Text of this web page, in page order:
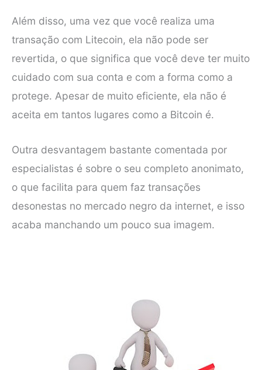
Além disso, uma vez que você realiza uma
transação com Litecoin, ela não pode ser
revertida, o que significa que você deve ter muito
cuidado com sua conta e com a forma como a
protege. Apesar de muito eficiente, ela não é
aceita em tantos lugares como a Bitcoin é.
Outra desvantagem bastante comentada por
especialistas é sobre o seu completo anonimato,
o que facilita para quem faz transações
desonestas no mercado negro da internet, e isso
acaba manchando um pouco sua imagem.